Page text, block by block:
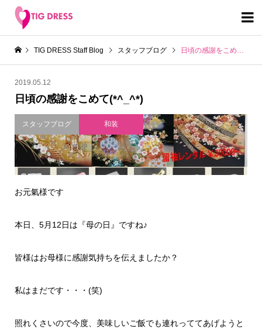

TIG DRESS Staff Blog スタッフブログ 日頃の感謝をこめて(*^_^*)
2019.05.12
日頃の感謝をこめて(*^_^*)
スタッフブログ 和装
お元氣様です
本日、5月12日は『母の日』ですね♪
皆様はお母様に感謝気持ちを伝えましたか？
私はまだです・・・(笑)
照れくさいので今度、美味しいご飯でも連れっててあげようと